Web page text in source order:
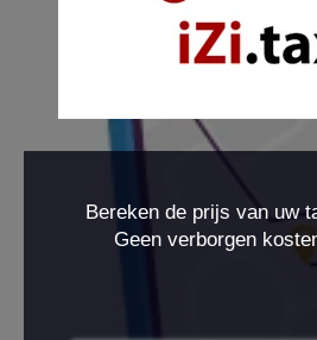
Bereken de prijs van uw
Geen verborgen